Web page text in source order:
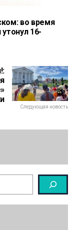
во время
16-
Следующая новость